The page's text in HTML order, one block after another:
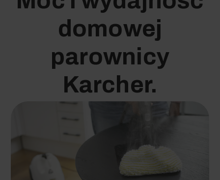
domowej
parownicy
Karcher.